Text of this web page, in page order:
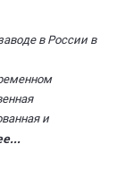
в России в
и